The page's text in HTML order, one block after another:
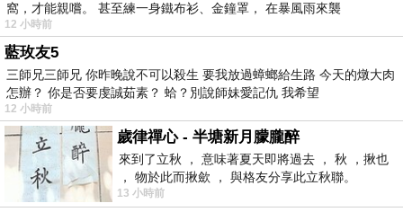
窩，才能親嚐。 甚至練一身鐵布衫、金鐘罩， 在暴風雨來襲
12 小時前
藍玫友5
三師兄三師兄 你昨晚說不可以殺生 要我放過蟑螂給生路 今天的燉大肉
怎辦？ 你是否要虔誠茹素？ 蛤？別說師妹愛記仇 我希望
12 小時前
歲律禪心 - 半塘新月朦朧醉
來到了立秋 ， 意味著夏天即將過去 ， 秋 ，揪也
， 物於此而揪歛 ， 與格友分享此立秋聯。
13 小時前